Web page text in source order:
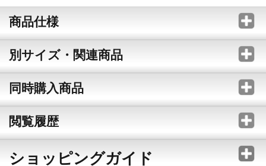
商品仕様
別サイズ・関連商品
同時購入商品
閲覧履歴
ショッピングガイド